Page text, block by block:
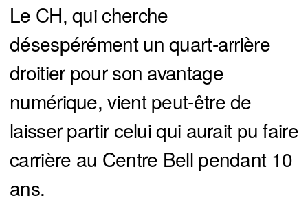
Le CH, qui cherche
désespérément un quart-arrière
droitier pour son avantage
numérique, vient peut-être de
laisser partir celui qui aurait pu faire
carrière au Centre Bell pendant 10
ans.